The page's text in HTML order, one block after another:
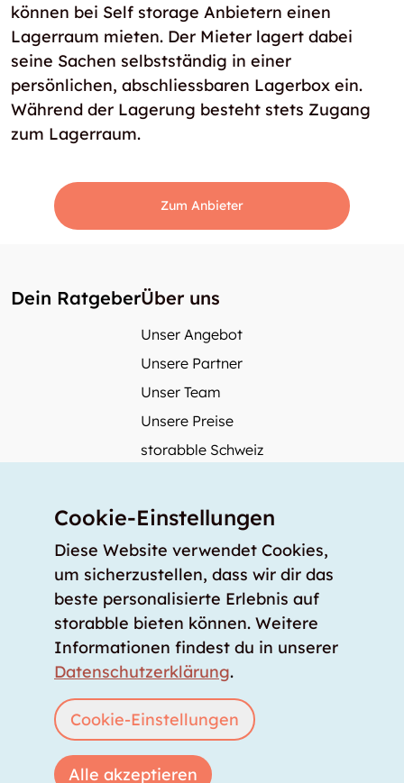
können bei Self storage Anbietern einen
Lagerraum mieten. Der Mieter lagert dabei
seine Sachen selbstständig in einer
persönlichen, abschliessbaren Lagerbox ein.
Während der Lagerung besteht stets Zugang
zum Lagerraum.
Zum Anbieter
Dein RatgeberÜber uns
Unser Angebot
Unsere Partner
Unser Team
Unsere Preise
storabble Schweiz
Mehr über storabble
Medienbeiträge
Wie gross muss ein Lagerraum sein?
Was kostet ein Lagerraum?
Für Lageranbieter
Anmelden Lagerraum inserieren
Cookie-Einstellungen
Diese Website verwendet Cookies,
um sicherzustellen, dass wir dir das
beste personalisierte Erlebnis auf
storabble bieten können. Weitere
Informationen findest du in unserer
Datenschutzerklärung.
Cookie-Einstellungen
Alle akzeptieren